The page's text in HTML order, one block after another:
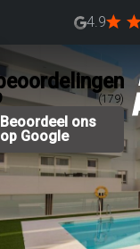
(179)
Beoordeel ons
op Google
4.9